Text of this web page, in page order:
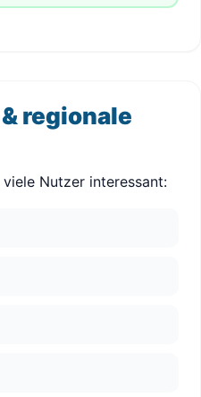
regionale
Nutzer interessant: